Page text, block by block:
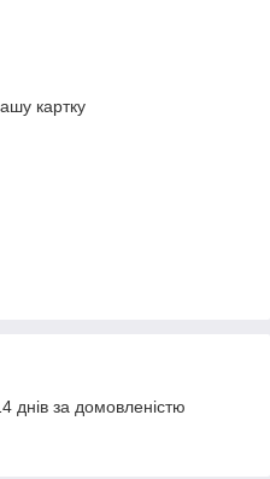
картку
днів за домовленістю